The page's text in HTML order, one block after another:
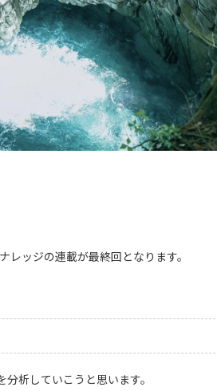
ッジの連載が最終回となります。
析していこうと思います。